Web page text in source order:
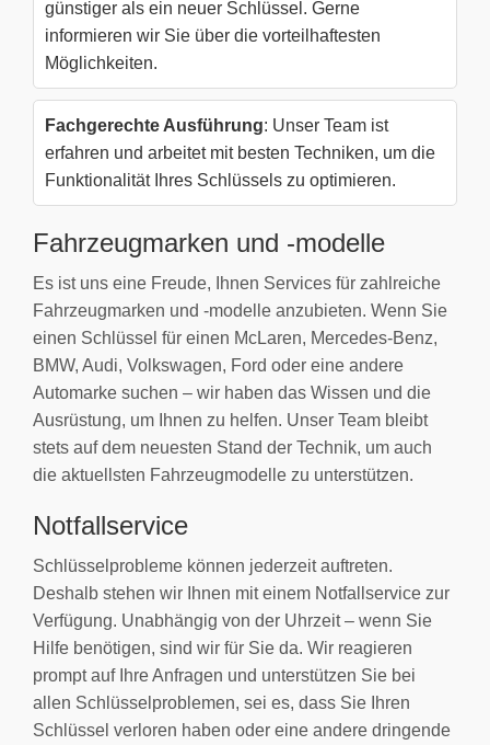
günstiger als ein neuer Schlüssel. Gerne
informieren wir Sie über die vorteilhaftesten
Möglichkeiten.
Fachgerechte Ausführung: Unser Team ist
erfahren und arbeitet mit besten Techniken, um die
Funktionalität Ihres Schlüssels zu optimieren.
Fahrzeugmarken und -modelle
Es ist uns eine Freude, Ihnen Services für zahlreiche
Fahrzeugmarken und -modelle anzubieten. Wenn Sie
einen Schlüssel für einen McLaren, Mercedes-Benz,
BMW, Audi, Volkswagen, Ford oder eine andere
Automarke suchen – wir haben das Wissen und die
Ausrüstung, um Ihnen zu helfen. Unser Team bleibt
stets auf dem neuesten Stand der Technik, um auch
die aktuellsten Fahrzeugmodelle zu unterstützen.
Notfallservice
Schlüsselprobleme können jederzeit auftreten.
Deshalb stehen wir Ihnen mit einem Notfallservice zur
Verfügung. Unabhängig von der Uhrzeit – wenn Sie
Hilfe benötigen, sind wir für Sie da. Wir reagieren
prompt auf Ihre Anfragen und unterstützen Sie bei
allen Schlüsselproblemen, sei es, dass Sie Ihren
Schlüssel verloren haben oder eine andere dringende